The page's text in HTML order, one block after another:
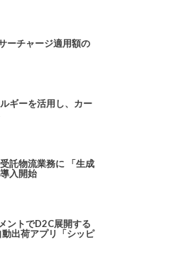
チャージ適用額の
ギーを活用し、カー
託物流業務に 「生成
入開始
ントでD2C展開する
動出荷アプリ「シッピ